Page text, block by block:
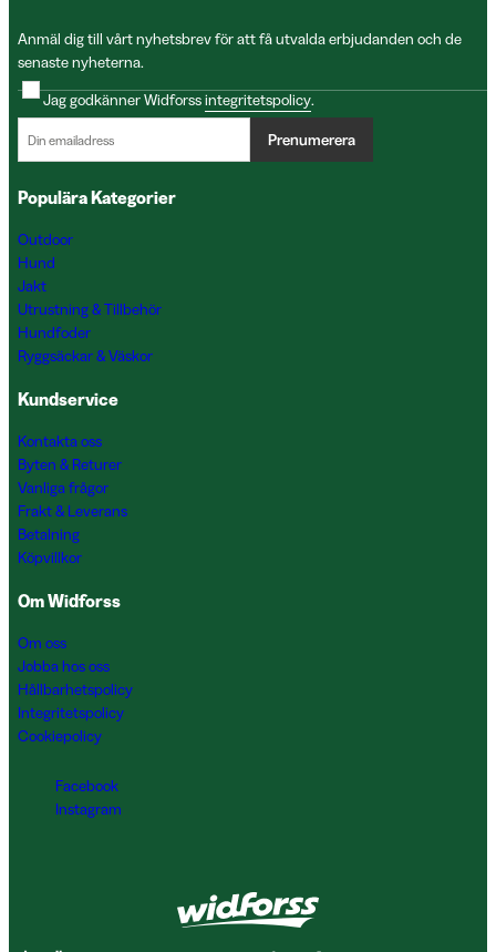
Anmäl dig till vårt nyhetsbrev för att få utvalda erbjudanden och de
senaste nyheterna.
Jag godkänner Widforssintegritetspolicy.
Prenumerera
Populära Kategorier
Outdoor
Hund
Jakt
Utrustning & Tillbehör
Hundfoder
Ryggsäckar & Väskor
Kundservice
Kontakta oss
Byten & Returer
Vanliga frågor
Frakt & Leverans
Betalning
Köpvillkor
Om Widforss
Om oss
Jobba hos oss
Hållbarhetspolicy
Integritetspolicy
Cookiepolicy
Facebook
Instagram